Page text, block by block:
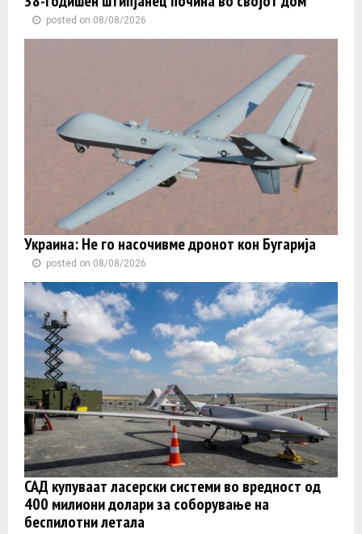
posted on 08/08/2026
Украина: Не го насочивме дронот кон Бугарија
posted on 08/08/2026
САД купуваат ласерски системи во вредност од
400 милиони долари за соборување на
беспилотни летала